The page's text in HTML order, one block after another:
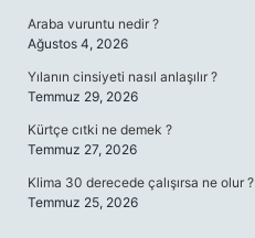
Araba vuruntu nedir ?
Ağustos 4, 2026
Yılanın cinsiyeti nasıl anlaşılır ?
Temmuz 29, 2026
Kürtçe cıtki ne demek ?
Temmuz 27, 2026
Klima 30 derecede çalışırsa ne olur ?
Temmuz 25, 2026